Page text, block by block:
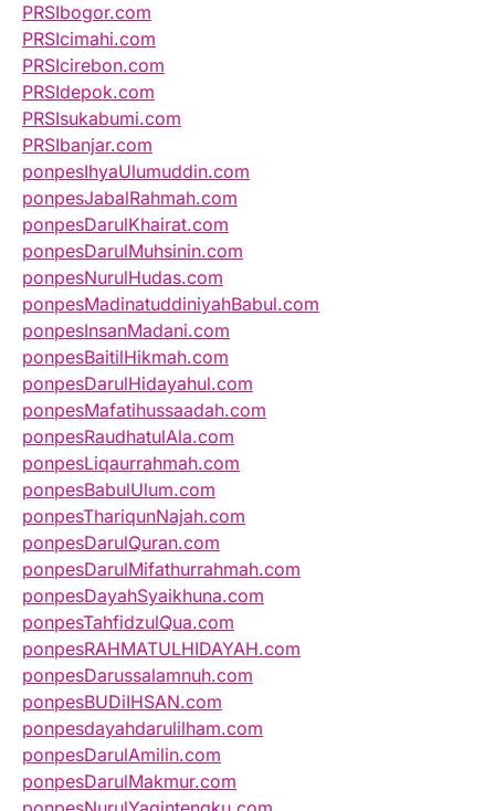
PRSIbogor.com
PRSIcimahi.com
PRSIcirebon.com
PRSIdepok.com
PRSIsukabumi.com
PRSIbanjar.com
ponpesIhyaUlumuddin.com
ponpesJabalRahmah.com
ponpesDarulKhairat.com
ponpesDarulMuhsinin.com
ponpesNurulHudas.com
ponpesMadinatuddiniyahBabul.com
ponpesInsanMadani.com
ponpesBaitilHikmah.com
ponpesDarulHidayahul.com
ponpesMafatihussaadah.com
ponpesRaudhatulAla.com
ponpesLiqaurrahmah.com
ponpesBabulUlum.com
ponpesThariqunNajah.com
ponpesDarulQuran.com
ponpesDarulMifathurrahmah.com
ponpesDayahSyaikhuna.com
ponpesTahfidzulQua.com
ponpesRAHMATULHIDAYAH.com
ponpesDarussalamnuh.com
ponpesBUDiIHSAN.com
ponpesdayahdarulilham.com
ponpesDarulAmilin.com
ponpesDarulMakmur.com